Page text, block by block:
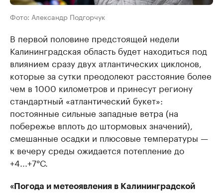
Фото: Александр Подгорчук
В первой половине предстоящей недели
Калининградская область будет находиться под
влиянием сразу двух атлантических циклонов,
которые за сутки преодолеют расстояние более
чем в 1000 километров и принесут региону
стандартный «атлантический букет»:
постоянные сильные западные ветра (на
побережье вплоть до штормовых значений),
смешанные осадки и плюсовые температуры —
к вечеру среды ожидается потепление до
+4...+7°С.
«Погода и метеоявления в Калининградской